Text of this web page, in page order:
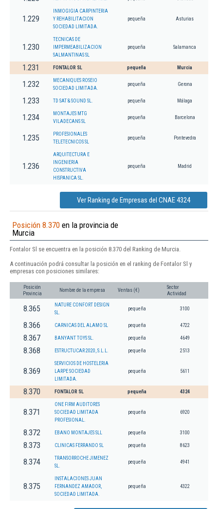
1.229
INMOGIGIA CARPINTERIA
Y REHABILITACION
SOCIEDAD LIMITADA.
pequeña Asturias
1.230
TECNICAS DE
IMPERMEABILIZACION
SALMANTINAS SL
pequeña Salamanca
1.231 FONTALOR SL pequeña Murcia
1.232
MECANIQUES ROSEIO
SOCIEDAD LIMITADA.
pequeña Gerona
1.233 TD SAT & SOUND SL. pequeña Málaga
1.234
MONTAJES MTG
VILADECANS SL
pequeña Barcelona
1.235
PROFESIONALES
TELETECNICOS SL
pequeña Pontevedra
1.236
ARQUITECTURA E
INGENIERIA
CONSTRUCTIVA
HISPANICA SL.
pequeña Madrid
Ver Ranking de Empresas del CNAE 4324
Posición 8.370 en la provincia de
Murcia
Fontalor Sl se encuentra en la posición 8.370 del Ranking de Murcia.
A continuación podrá consultar la posición en el ranking de Fontalor Sl y
empresas con posiciones similares:
Posición
Provincia
Nombre de la empresa Ventas (€)
Sector
Actividad
8.365
NATURE CONFORT DESIGN
SL.
pequeña 3100
8.366 CARNICAS DEL ALAMO SL pequeña 4722
8.367 BANYANT TOYS SL. pequeña 4649
8.368 ESTRUCTUCAR 2020, S.L.L. pequeña 2513
8.369
SERVICIOS DE HOSTELERIA
LARPE SOCIEDAD
LIMITADA.
pequeña 5611
8.370 FONTALOR SL pequeña 4324
8.371
ONE FIRM AUDITORES
SOCIEDAD LIMITADA
PROFESIONAL.
pequeña 6920
8.372 EBANO MONTAJES SLL pequeña 3100
8.373 CLINICAS FERRANDO SL pequeña 8623
8.374
TRANSORROCHE JIMENEZ
SL.
pequeña 4941
8.375
INSTALACIONES JUAN
FERNANDEZ AMADOR,
SOCIEDAD LIMITADA.
pequeña 4322